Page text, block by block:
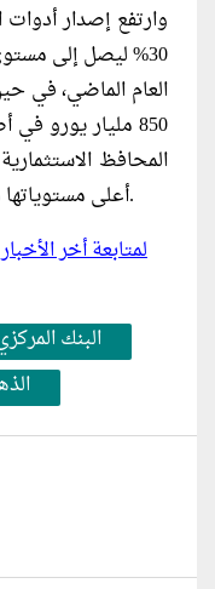
وارتفع إصدار أدوات
30% ليصل إلى
العام الماضي، في
850 مليار يورو
المحافظ
أعلى مستوياتها منذ إطلاق العملة الأوروبية الموحدة.
لمتابعة أخر
البنك